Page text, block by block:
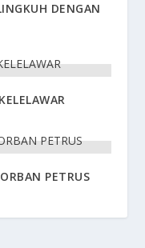
DENGAN
PETRUS